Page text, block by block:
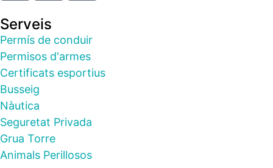
Serveis
Permís de conduir
Permisos d'armes
Certificats esportius
Busseig
Nàutica
Seguretat Privada
Grua Torre
Animals Perillosos